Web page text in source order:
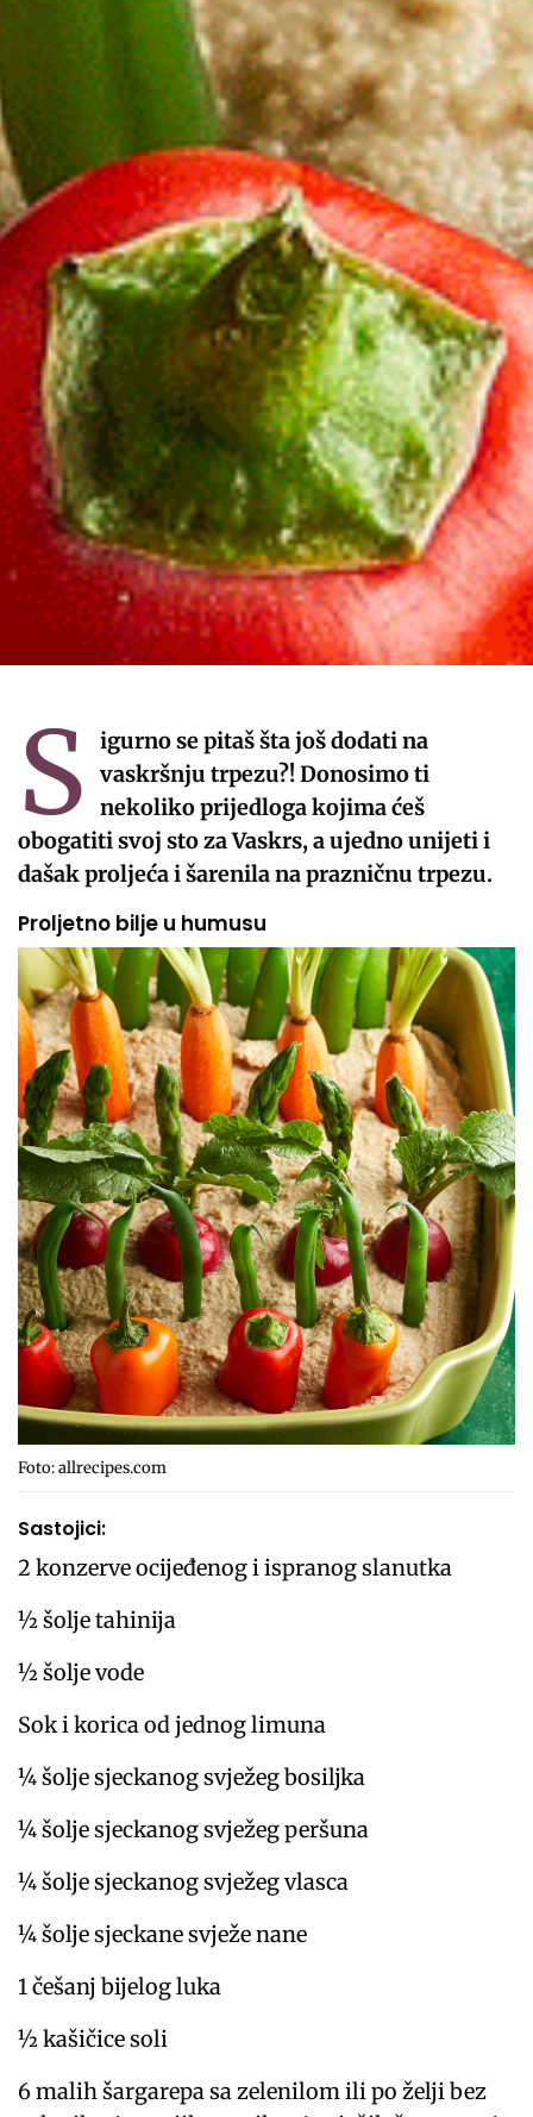
S
igurno se pitaš šta još dodati na
vaskršnju trpezu?! Donosimo ti
nekoliko prijedloga kojima ćeš
obogatiti svoj sto za Vaskrs, a ujedno unijeti i
dašak proljeća i šarenila na prazničnu trpezu.
Proljetno bilje u humusu
Foto: allrecipes.com
Sastojici:
2 konzerve ocijeđenog i ispranog slanutka
½ šolje tahinija
½ šolje vode
Sok i korica od jednog limuna
¼ šolje sjeckanog svježeg bosiljka
¼ šolje sjeckanog svježeg peršuna
¼ šolje sjeckanog svježeg vlasca
¼ šolje sjeckane svježe nane
1 češanj bijelog luka
½ kašičice soli
6 malih šargarepa sa zelenilom ili po želji bez